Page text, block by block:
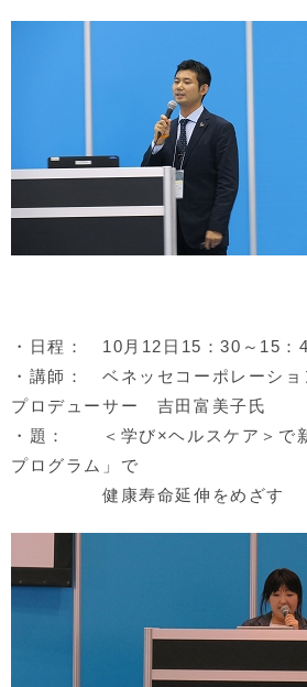
・日程： 10月12日15：30～15：
・講師： ベネッセコーポレーシ
プロデューサー 吉田富美子氏
・題： ＜学び×ヘルスケア＞で
プログラム」で
健康寿命延伸をめざす